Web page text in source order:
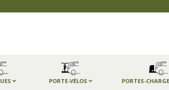
PORTE-VÉLOS PORTES-